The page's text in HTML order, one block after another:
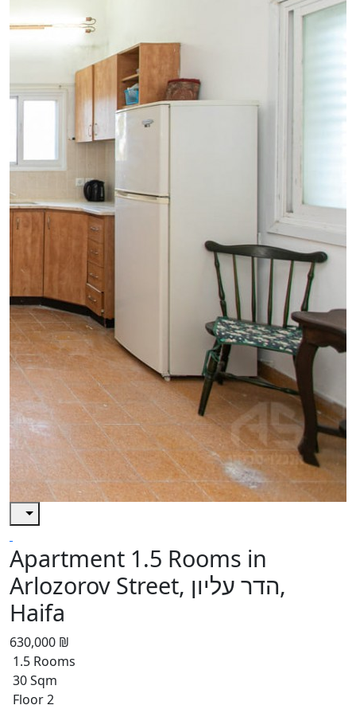
Apartment 1.5 Rooms in
Arlozorov Street, הדר עליון,
Haifa
630,000 ₪
1.5 Rooms
30 Sqm
Floor 2